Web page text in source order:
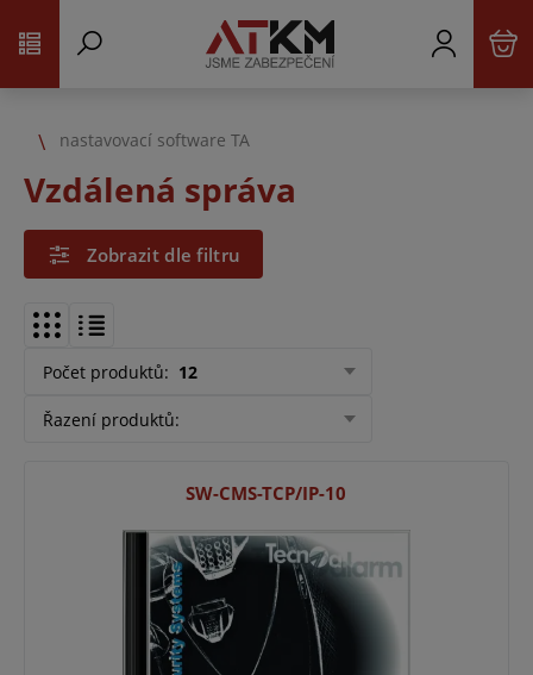
nastavovací software TA
Vzdálená správa
Zobrazit dle filtru
Počet produktů: 12
Řazení produktů:
SW-CMS-TCP/IP-10